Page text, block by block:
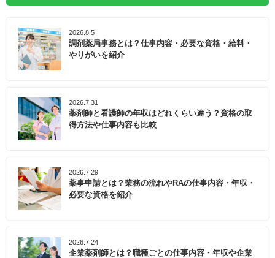
2026.8.5
調剤薬局事務とは？仕事内容・必要な資格・給料・
やりがいを紹介
2026.7.31
薬剤師と看護師の年収はどれくらい違う？資格の取
得方法や仕事内容も比較
2026.7.29
薬事申請とは？業務の流れやRAの仕事内容・年収・
必要な資格を紹介
2026.7.24
企業薬剤師とは？職種ごとの仕事内容・年収や企業